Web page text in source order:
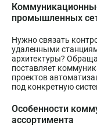
промышленных
Нужно связать
удаленными
архитектуры?
поставляет
проектов
под конкретную
Особенности
ассортимента